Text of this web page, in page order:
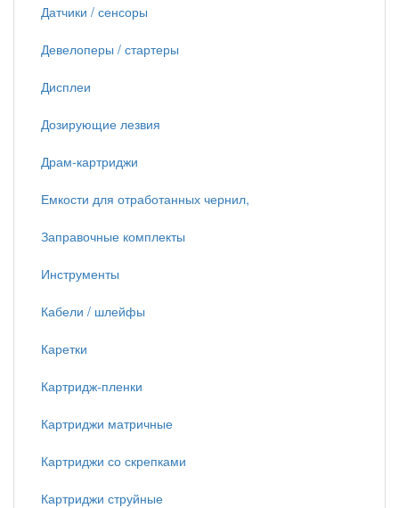
Датчики / сенсоры
Девелоперы / стартеры
Дисплеи
Дозирующие лезвия
Драм-картриджи
Емкости для отработанных чернил,
Заправочные комплекты
Инструменты
Кабели / шлейфы
Каретки
Картридж-пленки
Картриджи матричные
Картриджи со скрепками
Картриджи струйные